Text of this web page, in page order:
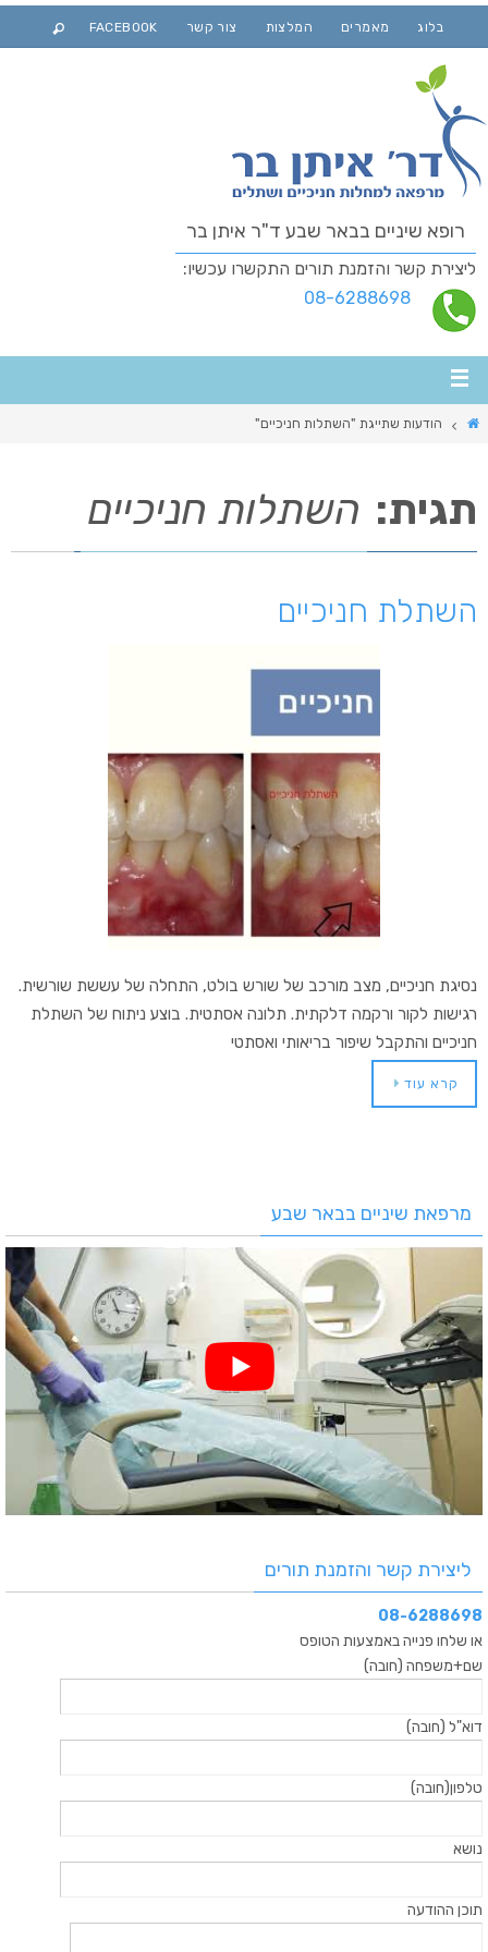
בלוג מאמרים המלצות צור קשר FACEBOOK
רופא שיניים בבאר שבע ד"ר איתן בר
ליצירת קשר והזמנת תורים התקשרו עכשיו:
08-6288698
הודעות שתייגת "השתלות חניכיים"
תגית: השתלות חניכיים
השתלת חניכיים
נסיגת חניכיים, מצב מורכב של שורש בולט, התחלה של עששת שורשית.
רגישות לקור ורקמה דלקתית. תלונה אסתטית. בוצע ניתוח של השתלת
חניכיים והתקבל שיפור בריאותי ואסתטי
קרא עוד
מרפאת שיניים בבאר שבע
ליצירת קשר והזמנת תורים
08-6288698
או שלחו פנייה באמצעות הטופס
שם+משפחה (חובה)
דוא"ל (חובה)
טלפון(חובה)
נושא
תוכן ההודעה